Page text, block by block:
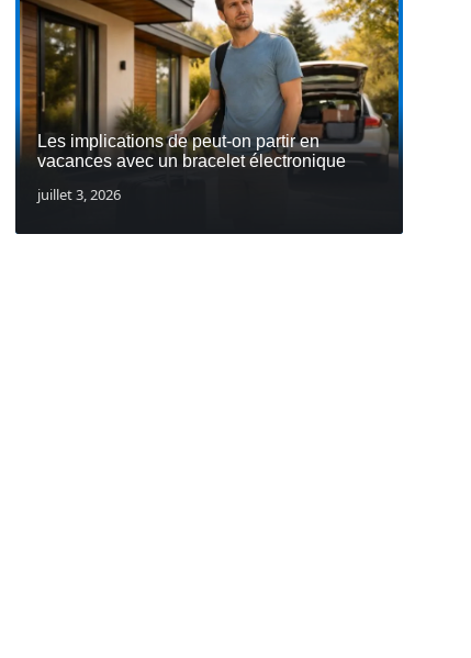
Les implications de peut-on partir en
vacances avec un bracelet électronique
juillet 3, 2026